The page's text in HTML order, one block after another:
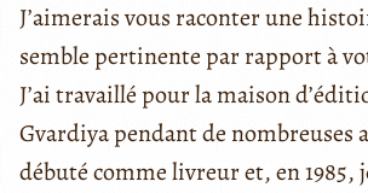
J’aimerais vous raconter une
semble pertinente par rapport à
J’ai travaillé pour la maison
Gvardiya pendant de nombreuses
débuté comme livreur et, en 1985,